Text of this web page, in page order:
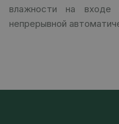
влажности на
непрерывной